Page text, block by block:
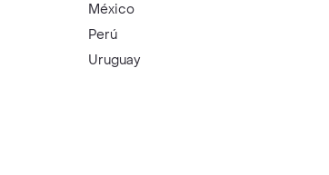
México
Perú
Uruguay